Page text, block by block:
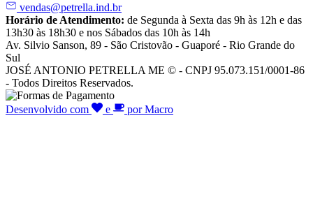
vendas@petrella.ind.br
Horário de Atendimento: de Segunda à Sexta das 9h às 12h e das
13h30 às 18h30 e nos Sábados das 10h às 14h
Av. Silvio Sanson, 89 - São Cristovão - Guaporé - Rio Grande do
Sul
JOSÉ ANTONIO PETRELLA ME © - CNPJ 95.073.151/0001-86
- Todos Direitos Reservados.
Desenvolvido com e por Macro